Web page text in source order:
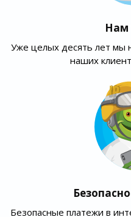
Нам
Уже целых десять лет
наших
Безопасные платежи в